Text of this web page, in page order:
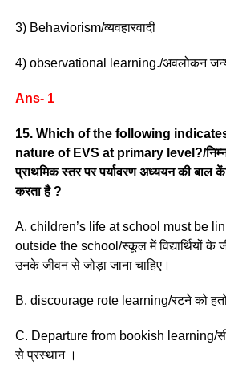
3) Behaviorism/व्यवहारवादी
4) observational learning./अवलोकन
Ans- 1
15. Which of the following
nature of EVS at primary level?/
प्राथमिक स्तर पर पर्यावरण अध्ययन की बाल
करता है ?
A. children’s life at school must be
outside the school/स्कूल में विद्यार्थियों के
उनके जीवन से जोड़ा जाना चाहिए।
B. discourage rote learning/रटने को
C. Departure from bookish learning/
से प्रस्थान ।